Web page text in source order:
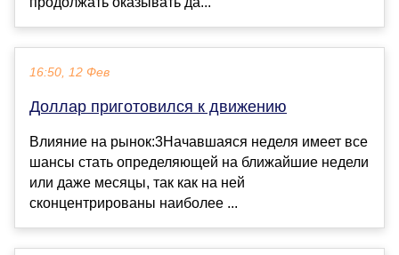
16:50, 12 Фев
Доллар приготовился к движению
Влияние на рынок:3Начавшаяся неделя имеет все
шансы стать определяющей на ближайшие недели
или даже месяцы, так как на ней
сконцентрированы наиболее ...